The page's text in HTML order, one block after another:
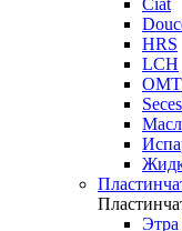
Ciat
HRS
LCH
OMT